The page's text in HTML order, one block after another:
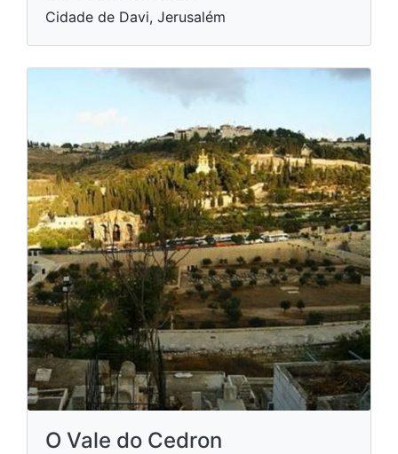
Cidade de Davi, Jerusalém
O Vale do Cedron